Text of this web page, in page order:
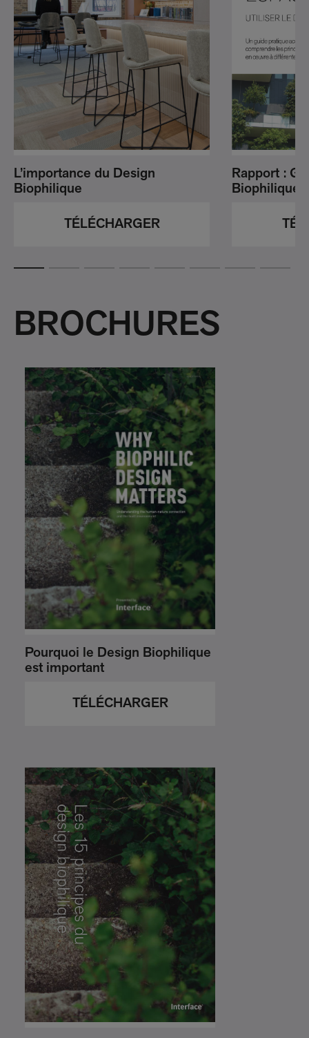
L’importance du Design
Biophilique
TÉLÉCHARGER
Rapport :
Biophilique
BROCHURES
Pourquoi le Design Biophilique
est important
TÉLÉCHARGER